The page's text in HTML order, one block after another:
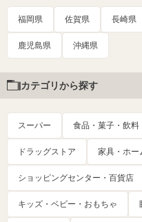
福岡県 佐賀県 長崎県
鹿児島県 沖縄県
カテゴリから探す
スーパー 食品・菓子・飲料
ドラッグストア 家具・ホー
ショッピングセンター・百貨店
キッズ・ベビー・おもちゃ